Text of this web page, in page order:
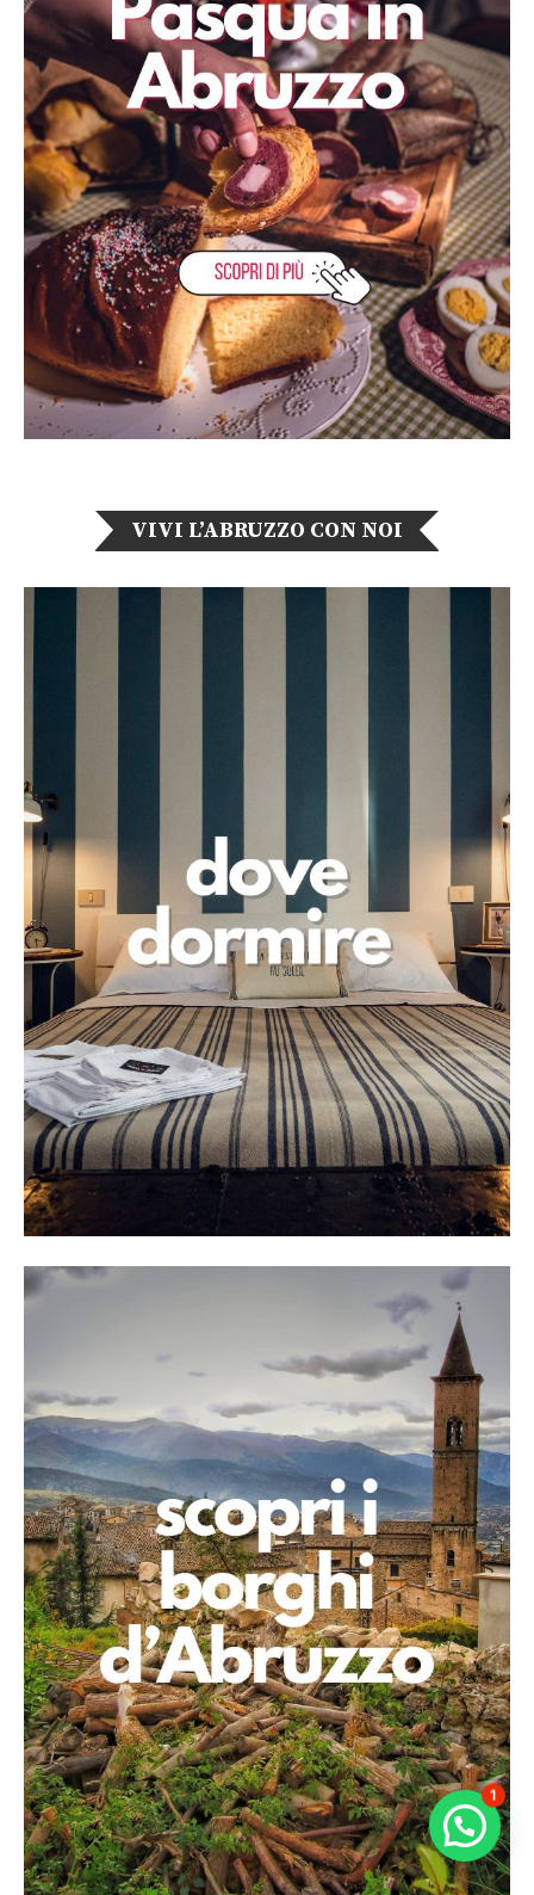
VIVI L’ABRUZZO CON NOI
Chatta con noi per più info
1